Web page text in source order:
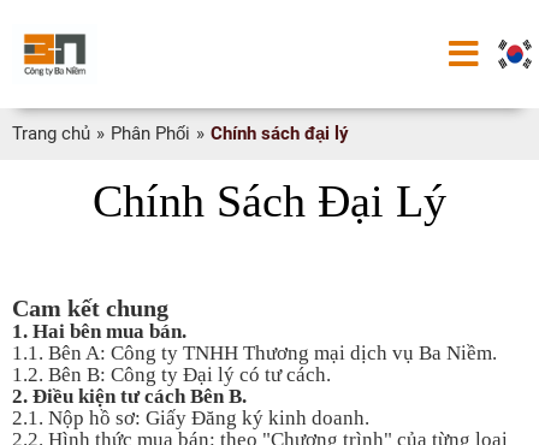
Trang chủ » Phân Phối » Chính sách đại lý
Chính Sách Đại Lý
Cam kết chung
1. Hai bên mua bán.
1.1. Bên A: Công ty TNHH Thương mại dịch vụ Ba Niềm.
1.2. Bên B: Công ty Đại lý có tư cách.
2. Điều kiện tư cách Bên B.
2.1. Nộp hồ sơ: Giấy Đăng ký kinh doanh.
2.2. Hình thức mua bán: theo "Chương trình" của từng loại